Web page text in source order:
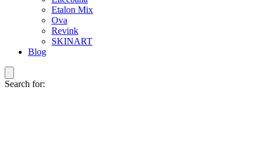
Etalon Mix
Ova
Revink
SKINART
Blog
Search for: